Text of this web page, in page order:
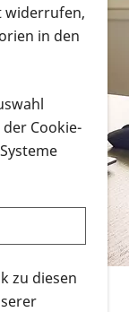
zum
Website
an.
widerrufen,
in den
Cookie-
zu diesen